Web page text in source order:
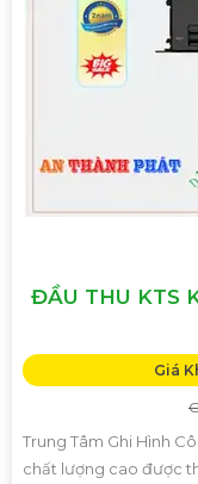
ĐẦU THU KTS
Giá
Trung Tâm Ghi Hình
chất lượng cao được